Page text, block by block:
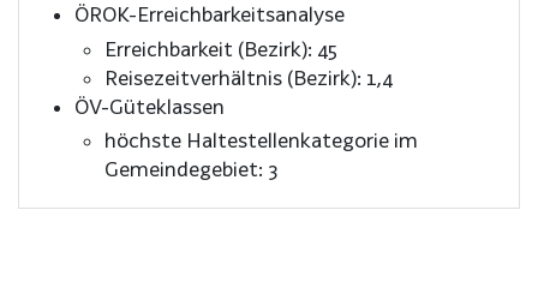
ÖROK-Erreichbarkeitsanalyse
Erreichbarkeit (Bezirk): 45
Reisezeitverhältnis (Bezirk): 1,4
ÖV-Güteklassen
höchste Haltestellenkategorie im
Gemeindegebiet: 3